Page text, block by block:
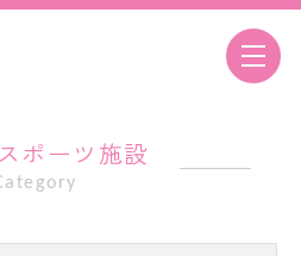
ポーツ施設